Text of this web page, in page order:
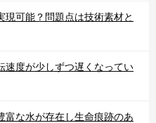
可能？問題点は技術素材と
速度が少しずつ遅くなってい
富な水が存在し生命痕跡のあ